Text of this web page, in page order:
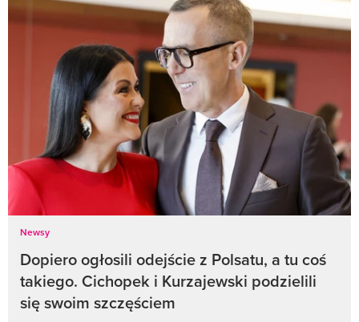
Newsy
Dopiero ogłosili odejście z Polsatu, a tu coś
takiego. Cichopek i Kurzajewski podzielili
się swoim szczęściem